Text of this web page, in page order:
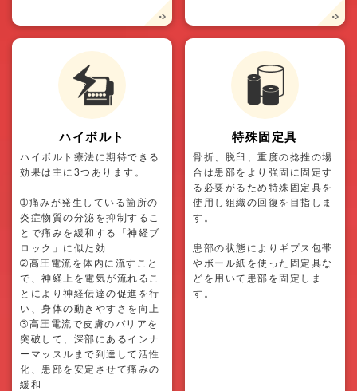
ハイボルト
ハイボルト療法に期待できる
効果は主に3つあります。
➀痛みが発生している箇所の
炎症物質の分泌を抑制するこ
とで痛みを緩和する「神経ブ
ロック」に似た効
➁高圧電流を体内に流すこと
で、神経上を電気が流れるこ
とにより神経伝達の促進を行
い、身体の動きやすさを向上
➂高圧電流で皮膚のバリアを
突破して、深部にあるインナ
ーマッスルまで到達して活性
化、患部を安定させて痛みの
緩和
特殊固定具
骨折、脱臼、重度の捻挫の場
合は患部をより強固に固定す
る必要がるため特殊固定具を
使用し組織の回復を目指しま
す。
患部の状態によりギプス包帯
やボール紙を使った固定具な
どを用いて患部を固定しま
す。